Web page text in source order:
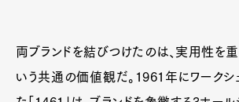
Pen Meet
Pen international
両ブランドを結びつけたのは、実用性を重
いう共通の価値観だ。1961年にワークシ